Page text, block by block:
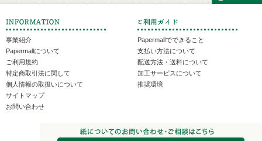
事業紹介
Papermallについて
ご利用規約
特定商取引法に関して
個人情報の取扱いについて
サイトマップ
お問い合わせ
Papermallでできること
支払い方法について
配送方法・送料について
加工サービスについて
推奨環境